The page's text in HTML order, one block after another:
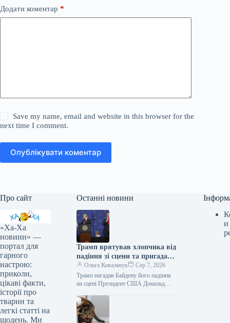
Додати коментар *
Save my name, email and website in this browser for the
next time I comment.
Опублікувати коментар
Про сайт
«Ха-Ха
новини» —
портал для
гарного
настрою:
приколи,
цікаві факти,
історії про
тварин та
легкі статті на
щодень. Ми
Останні новини
Трамп врятував хлопчика від
падіння зі сцени та пригадав
Байдена (відео)
Ольга Ковальчук
Сер 7, 2026
Трамп нагадав Байдену його падіння
на сцені Президент США Дональд
сцени та обмовився про…
и